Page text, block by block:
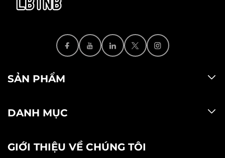
SẢN PHẨM
DANH MỤC
GIỚI THIỆU VỀ CHÚNG TÔI